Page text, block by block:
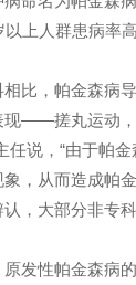
上人群患病率
比，帕金森病
现——搓丸运动
任说，“由于帕
，从而造成帕
，大部分非专
发性帕金森病